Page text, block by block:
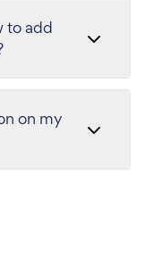
to add
on my